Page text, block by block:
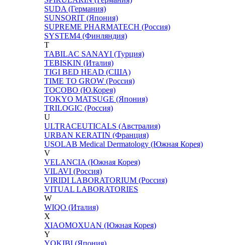
SUDA (Германия)
SUNSORIT (Япония)
SUPREME PHARMATECH (Россия)
SYSTEM4 (Финляндия)
T
TABILAC SANAYI (Турция)
TEBISKIN (Италия)
TIGI BED HEAD (США)
TIME TO GROW (Россия)
TOCOBO (Ю.Корея)
TOKYO MATSUGE (Япония)
TRILOGIC (Россия)
U
ULTRACEUTICALS (Австралия)
URBAN KERATIN (Франция)
USOLAB Medical Dermatology (Южная Корея)
V
VELANCIA (Южная Корея)
VILAVI (Россия)
VIRIDI LABORATORIUM (Россия)
VITUAL LABORATORIES
W
WIQO (Италия)
X
XIAOMOXUAN (Южная Корея)
Y
YOKIBI (Япония)